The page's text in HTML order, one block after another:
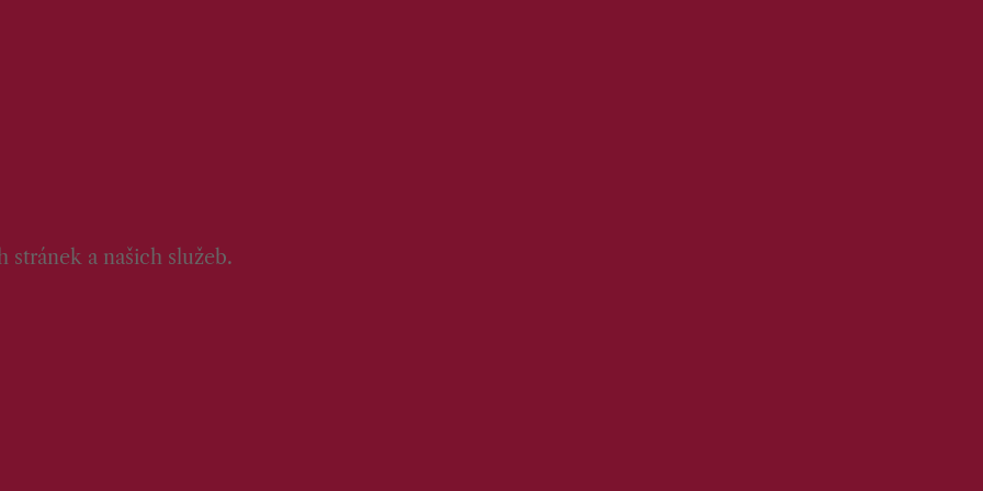
stránek a našich služeb.